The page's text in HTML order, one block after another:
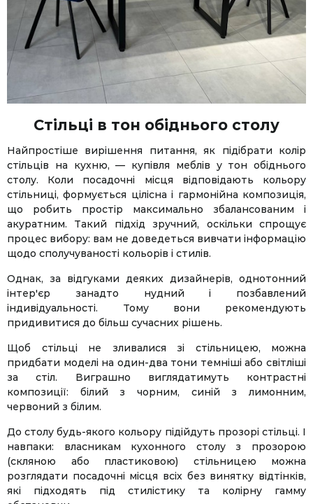
Стільці в тон обіднього столу
Найпростіше вирішення питання, як підібрати колір
стільців на кухню, — купівля меблів у тон обіднього
столу. Коли посадочні місця відповідають кольору
стільниці, формується цілісна і гармонійна композиція,
що робить простір максимально збалансованим і
акуратним. Такий підхід зручний, оскільки спрощує
процес вибору: вам не доведеться вивчати інформацію
щодо сполучуваності кольорів і стилів.
Однак, за відгуками деяких дизайнерів, однотонний
інтер'єр занадто нудний і позбавлений
індивідуальності. Тому вони рекомендують
придивитися до більш сучасних рішень.
Щоб стільці не зливалися зі стільницею, можна
придбати моделі на один-два тони темніші або світліші
за стіл. Виграшно виглядатимуть контрастні
композиції: білий з чорним, синій з лимонним,
червоний з білим.
До столу будь-якого кольору підійдуть прозорі стільці. І
навпаки: власникам кухонного столу з прозорою
(скляною або пластиковою) стільницею можна
розглядати посадочні місця всіх без винятку відтінків,
які підходять під стилістику та колірну гамму